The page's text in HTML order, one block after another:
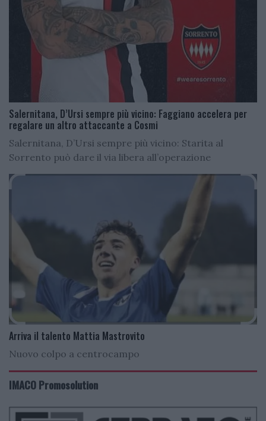
Salernitana, D’Ursi sempre più vicino: Faggiano accelera per
regalare un altro attaccante a Cosmi
Salernitana, D’Ursi sempre più vicino: Starita al
Sorrento può dare il via libera all’operazione
Arriva il talento Mattia Mastrovito
Nuovo colpo a centrocampo
IMACO Promosolution